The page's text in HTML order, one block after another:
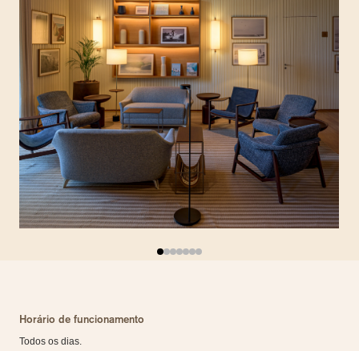
Horário de funcionamento
Todos os dias.